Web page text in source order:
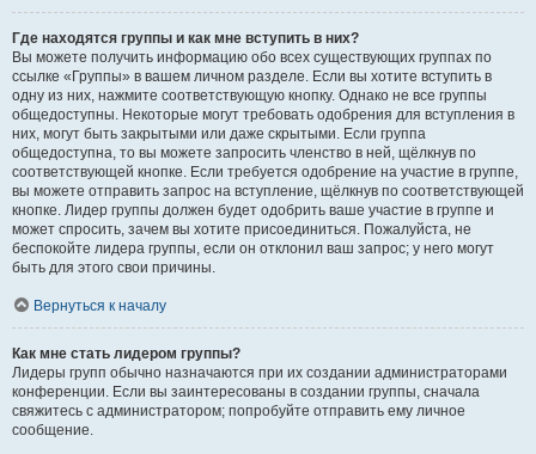
Где находятся группы и как мне вступить в них?
Вы можете получить информацию обо всех существующих группах по
ссылке «Группы» в вашем личном разделе. Если вы хотите вступить в
одну из них, нажмите соответствующую кнопку. Однако не все группы
общедоступны. Некоторые могут требовать одобрения для вступления в
них, могут быть закрытыми или даже скрытыми. Если группа
общедоступна, то вы можете запросить членство в ней, щёлкнув по
соответствующей кнопке. Если требуется одобрение на участие в группе,
вы можете отправить запрос на вступление, щёлкнув по соответствующей
кнопке. Лидер группы должен будет одобрить ваше участие в группе и
может спросить, зачем вы хотите присоединиться. Пожалуйста, не
беспокойте лидера группы, если он отклонил ваш запрос; у него могут
быть для этого свои причины.
Вернуться к началу
Как мне стать лидером группы?
Лидеры групп обычно назначаются при их создании администраторами
конференции. Если вы заинтересованы в создании группы, сначала
свяжитесь с администратором; попробуйте отправить ему личное
сообщение.